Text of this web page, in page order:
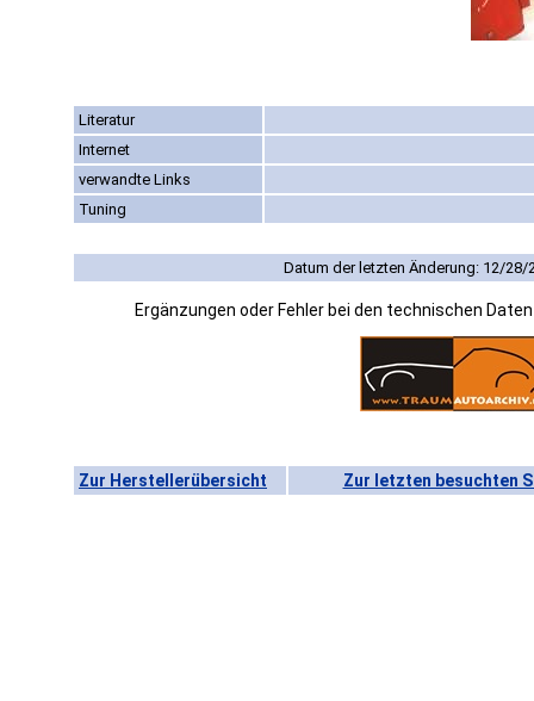
Literatur
Internet
verwandte Links
Tuning
Datum der letzten Änderung: 12/28/
Ergänzungen oder Fehler bei den technischen
Zur Herstellerübersicht Zur letzten besuchten